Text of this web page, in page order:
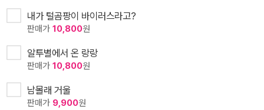
내가 털곰팡이 바이러스라고?
판매가 10,800원
알투별에서 온 랑랑
판매가 10,800원
남몰래 거울
판매가 9,900원